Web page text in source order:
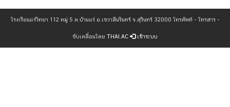
โรงเรียนแร่วิทยา 112 หมู่ 5 ต.บ้านแร่ อ.เขวาสินรินทร์ จ.สุรินทร์ 32000 โทรศัพท์ - โทรสาร -
ขับเคลื่อนโดย THAI.AC เข้าระบบ